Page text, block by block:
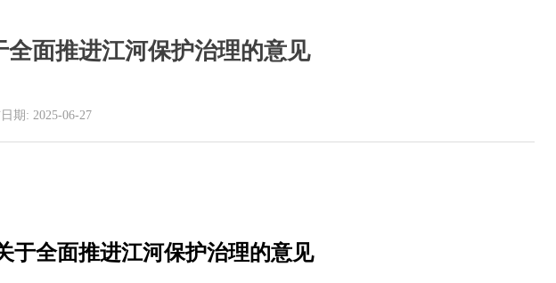
面推进江河保护治理的意见
: 2025-06-27
全面推进江河保护治理的意见